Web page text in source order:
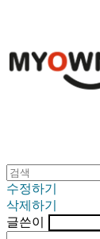
수정하기
삭제하기
글쓴이